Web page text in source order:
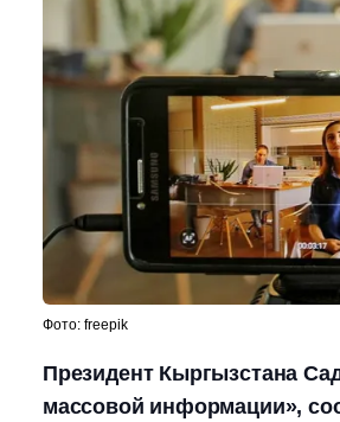
Фото: freepik
Президент Кыргызстана
массовой информации»,